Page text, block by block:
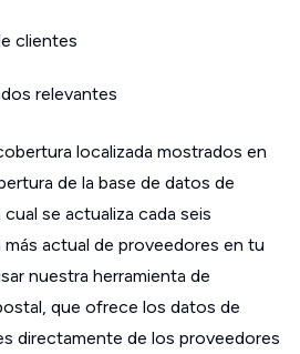
clientes
relevantes
localizada mostrados en
de la base de datos de
se actualiza cada seis
más actual de proveedores en tu
nuestra herramienta de
que ofrece los datos de
directamente de los proveedores